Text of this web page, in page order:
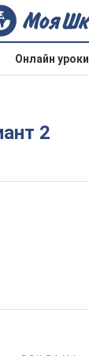
Онлайн уроки
2